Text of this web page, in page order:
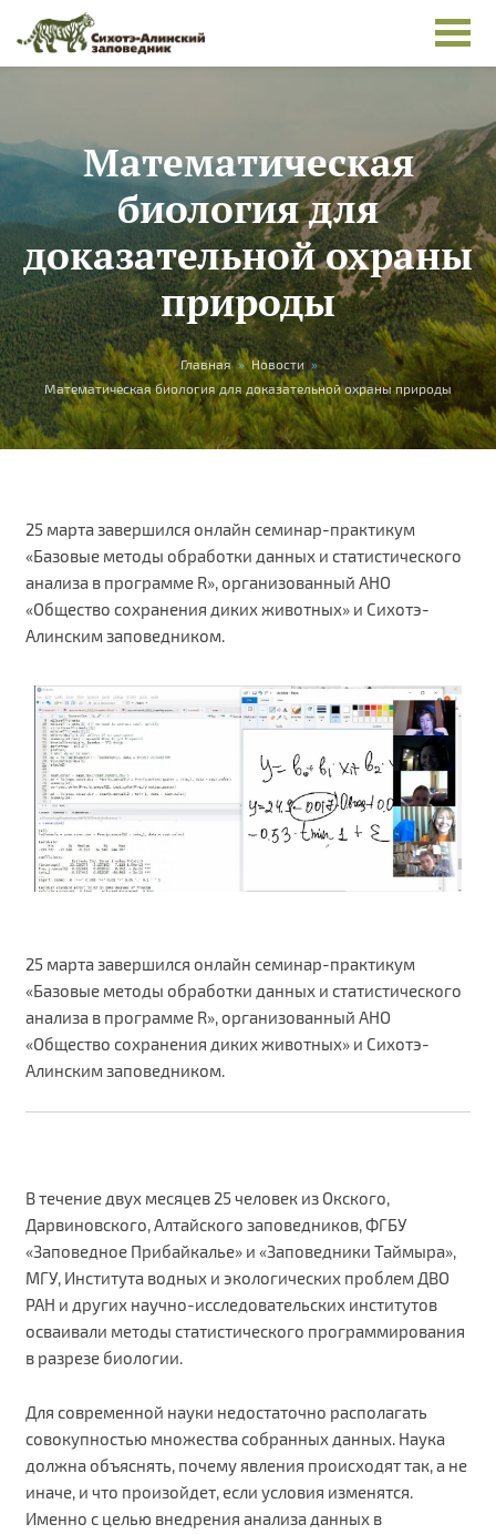
Перейти к основному содержанию
Математическая
биология для
доказательной охраны
природы
Вы здесь Главная » Новости »
Математическая биология для доказательной охраны природы
25 марта завершился онлайн семинар-практикум
«Базовые методы обработки данных и статистического
анализа в программе R», организованный АНО
«Общество сохранения диких животных» и Сихотэ-
Алинским заповедником.
25 марта завершился онлайн семинар-практикум
«Базовые методы обработки данных и статистического
анализа в программе R», организованный АНО
«Общество сохранения диких животных» и Сихотэ-
Алинским заповедником.
В течение двух месяцев 25 человек из Окского,
Дарвиновского, Алтайского заповедников, ФГБУ
«Заповедное Прибайкалье» и «Заповедники Таймыра»,
МГУ, Института водных и экологических проблем ДВО
РАН и других научно-исследовательских институтов
осваивали методы статистического программирования
в разрезе биологии.
Для современной науки недостаточно располагать
совокупностью множества собранных данных. Наука
должна объяснять, почему явления происходят так, а не
иначе, и что произойдет, если условия изменятся.
Именно с целью внедрения анализа данных в